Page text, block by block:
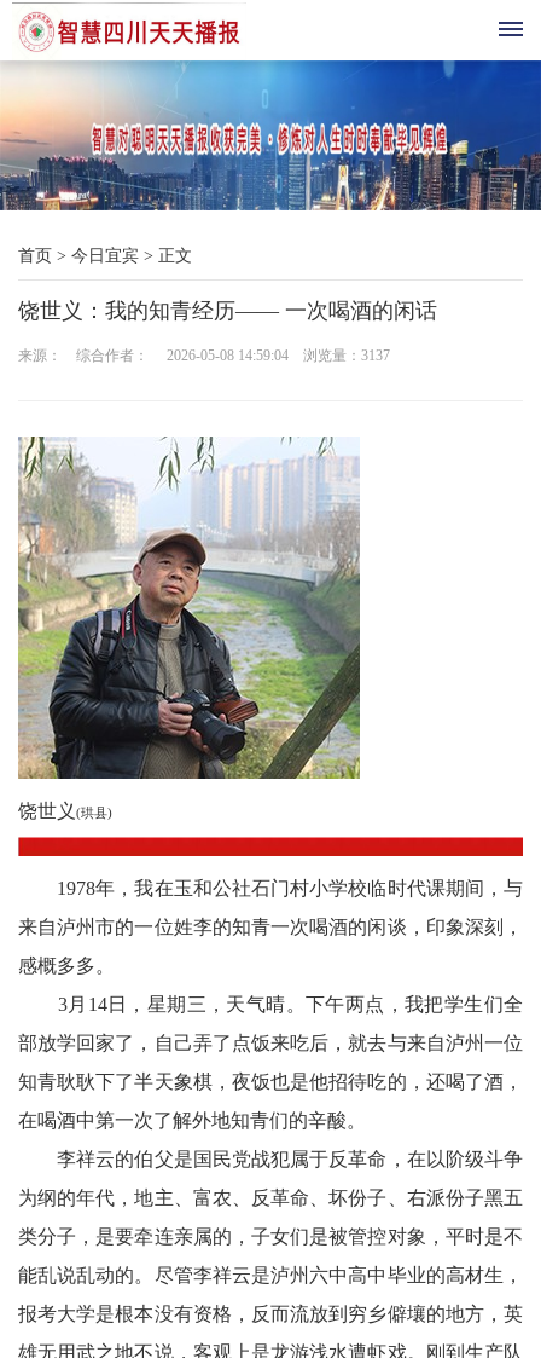
首
综
合
播
技
三
农
智
慧
教
育
工
委
川
科
协
旅
游
首页 > 今日宜宾 > 正文
饶世义：我的知青经历—— 一次喝酒的闲话
来源： 综合作者： 2026-05-08 14:59:04 浏览量： 3137
饶世义 (珙县)
1978年，我在玉和公社石门村小学校临时代课期间，与
来自泸州市的一位姓李的知青一次喝酒的闲谈，印象深刻，
感概多多。
3月14日，星期三，天气晴。下午两点，我把学生们全
部放学回家了，自己弄了点饭来吃后，就去与来自泸州一位
知青耿耿下了半天象棋，夜饭也是他招待吃的，还喝了酒，
在喝酒中第一次了解外地知青们的辛酸。
李祥云的伯父是国民党战犯属于反革命，在以阶级斗争
为纲的年代，地主、富农、反革命、坏份子、右派份子黑五
类分子，是要牵连亲属的，子女们是被管控对象，平时是不
能乱说乱动的。尽管李祥云是泸州六中高中毕业的高材生，
报考大学是根本没有资格，反而流放到穷乡僻壤的地方，英
雄无用武之地不说，客观上是龙游浅水遭虾戏。刚到生产队